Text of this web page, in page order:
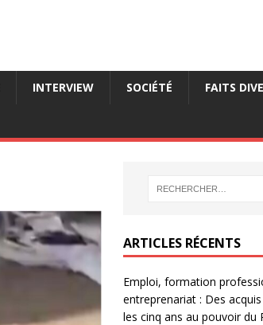
INTERVIEW SOCIÉTÉ FAITS
ARTICLES RÉCENTS
Emploi, formation
entreprenariat : Des
les cinq ans au pouvoir du